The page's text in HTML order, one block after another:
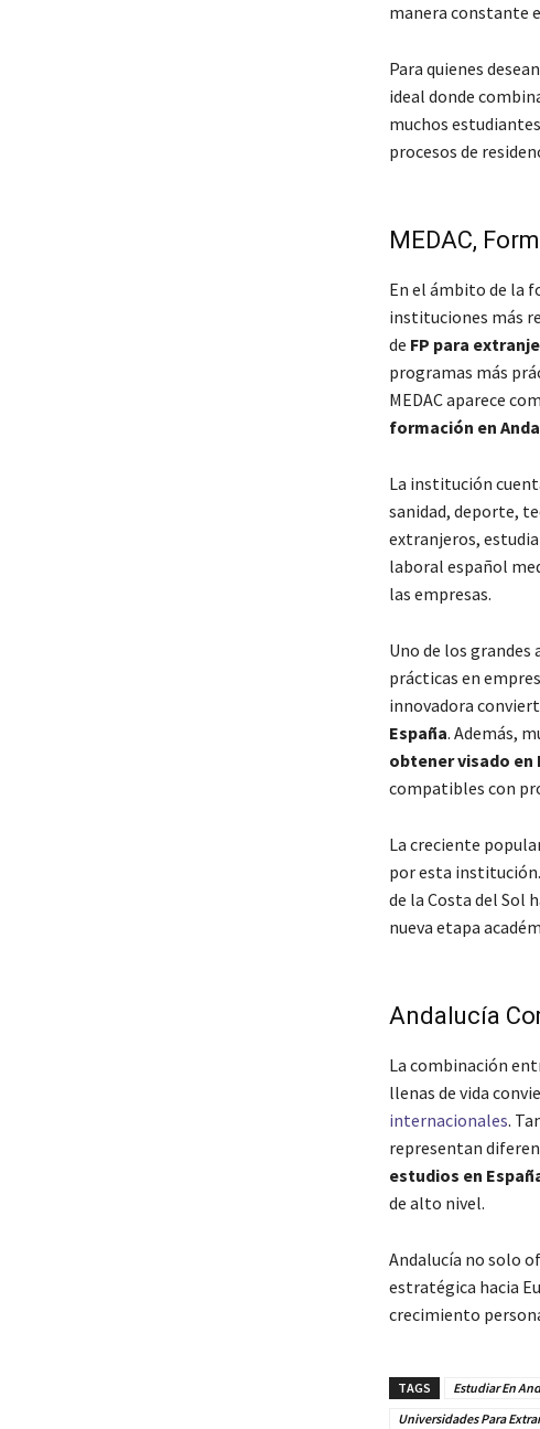
manera constante
Para quienes
ideal donde
muchos
procesos de
MEDAC,
En el ámbito de la
instituciones más
de FP para
programas más
MEDAC aparece
formación en
La institución
sanidad, deporte,
extranjeros,
laboral español
las empresas.
Uno de los
prácticas en
innovadora
España. Además,
obtener visado en
compatibles con
La creciente
por esta
de la Costa del Sol
nueva etapa
Andalucía
La combinación
llenas de vida
internacionales.
representan
estudios en
de alto nivel.
Andalucía no solo
estratégica hacia
crecimiento
TAGS Estudiar En
Universidades Para